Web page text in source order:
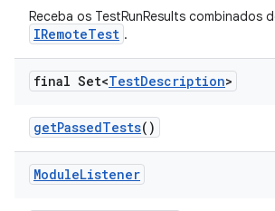
Receba os TestRunResults combinados
IRemoteTest .
final Set<TestDescription>
getPassedTests()
ModuleListener